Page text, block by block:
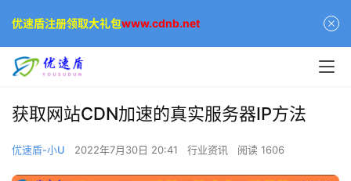
获取网站CDN加速的真实服务器IP方法
优速盾-小U 2022年7月30日 20:41 行业资讯 阅读 1606
优速盾注册领取大礼包www.cdnb.net